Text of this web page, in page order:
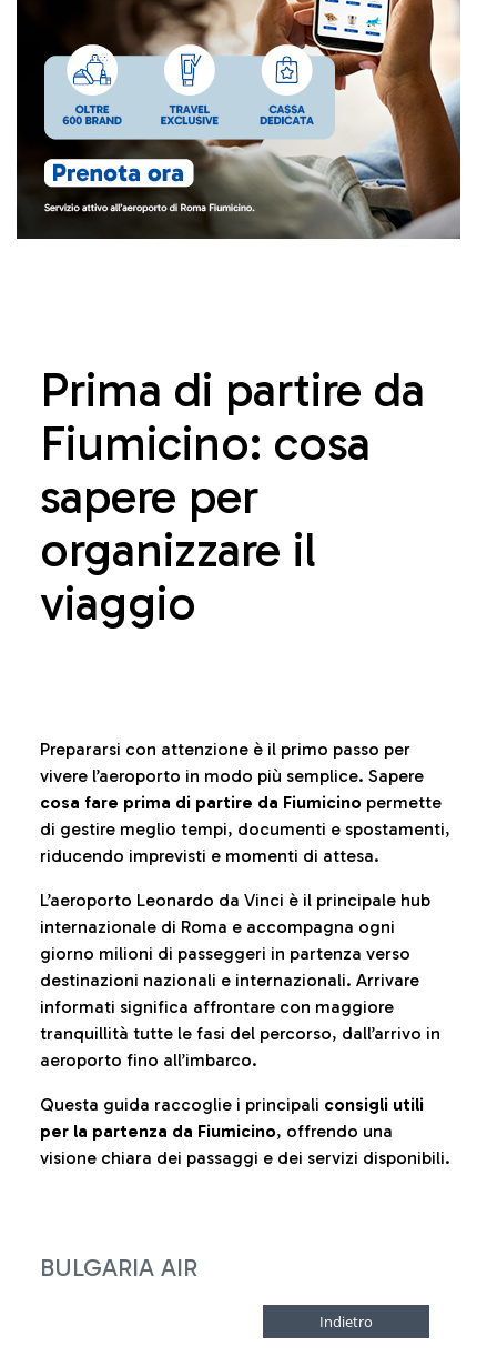
Prima di partire da
Fiumicino: cosa
sapere per
organizzare il
viaggio
Prepararsi con attenzione è il primo passo per
vivere l’aeroporto in modo più semplice. Sapere
cosa fare prima di partire da Fiumicino permette
di gestire meglio tempi, documenti e spostamenti,
riducendo imprevisti e momenti di attesa.
L’aeroporto Leonardo da Vinci è il principale hub
internazionale di Roma e accompagna ogni
giorno milioni di passeggeri in partenza verso
destinazioni nazionali e internazionali. Arrivare
informati significa affrontare con maggiore
tranquillità tutte le fasi del percorso, dall’arrivo in
aeroporto fino all’imbarco.
Questa guida raccoglie i principali consigli utili
per la partenza da Fiumicino, offrendo una
visione chiara dei passaggi e dei servizi disponibili.
BULGARIA AIR